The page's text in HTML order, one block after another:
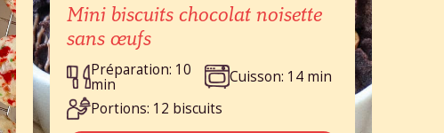
Mini biscuits chocolat noisette
sans œufs
Préparation: 10
min
Cuisson: 14 min
Portions: 12 biscuits